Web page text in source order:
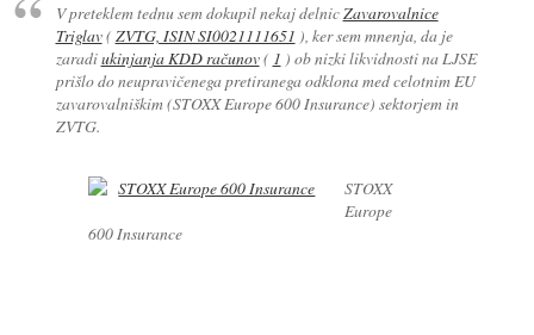
V preteklem tednu sem dokupil nekaj delnicZavarovalnice
Triglav( ZVTG, ISIN SI0021111651 ), ker sem mnenja, da je
zaradiukinjanja KDD računov( 1 ) ob nizki likvidnosti na LJSE
prišlo do neupravičenega pretiranega odklona med celotnim EU
zavarovalniškim (STOXX Europe 600 Insurance) sektorjem in
ZVTG.
STOXX
Europe
600 Insurance